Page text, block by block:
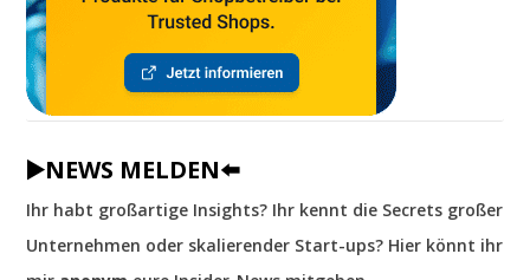
▶️NEWS MELDEN⬅️
Ihr habt großartige Insights? Ihr kennt die Secrets großer
Unternehmen oder skalierender Start-ups? Hier könnt ihr